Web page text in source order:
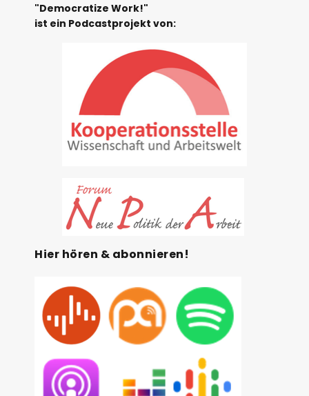
"Democratize Work!"
ist ein Podcastprojekt von:
Hier hören & abonnieren!